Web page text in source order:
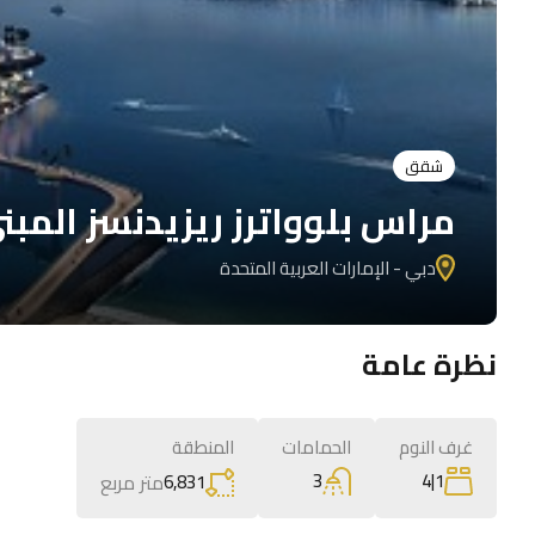
شقق
مراس بلوواترز ريزيدنسز
دبي - الإمارات العربية المتحدة
نظرة عامة
غرف النوم
1|4
الحمامات
3
المنطقة
6,831متر مربع